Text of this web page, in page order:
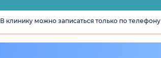
В клинику можно записаться только по телефону